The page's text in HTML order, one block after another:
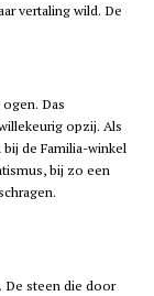
vertaling wild. De
Das
opzij. Als
de Familia-winkel
bij zo een
De steen die door